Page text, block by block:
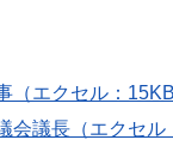
（エクセル：15KB
会議長（エクセル